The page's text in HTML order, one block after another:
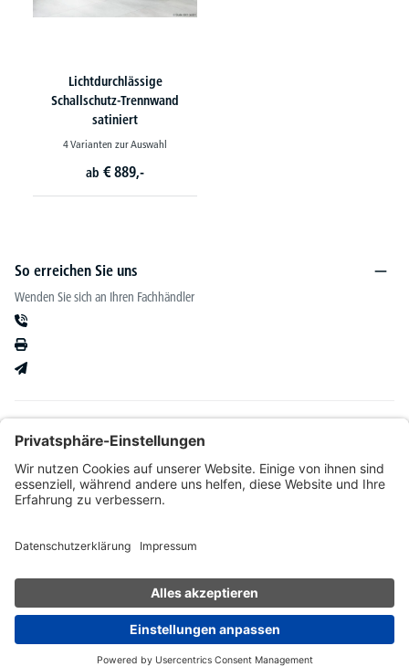
Lichtdurchlässige
Schallschutz-Trennwand
satiniert
4 Varianten zur Auswahl
ab € 889,-
So erreichen Sie uns
Wenden Sie sich an Ihren Fachhändler
Kataloge & mehr
Betriebseinrichtung. Wir behalten uns nach Bonitätsprüfung sowie bei Neukunden die
Wahl der Zahlungsabwicklung vor. Natürlich setzen wir uns mit Ihnen in Verbindung,
* Alle Preise exkl. gesetzl. Mehrwertsteuer zzgl.Versandkostenund ggf.
Nachnahmegebühren, wenn nicht anders angegeben.